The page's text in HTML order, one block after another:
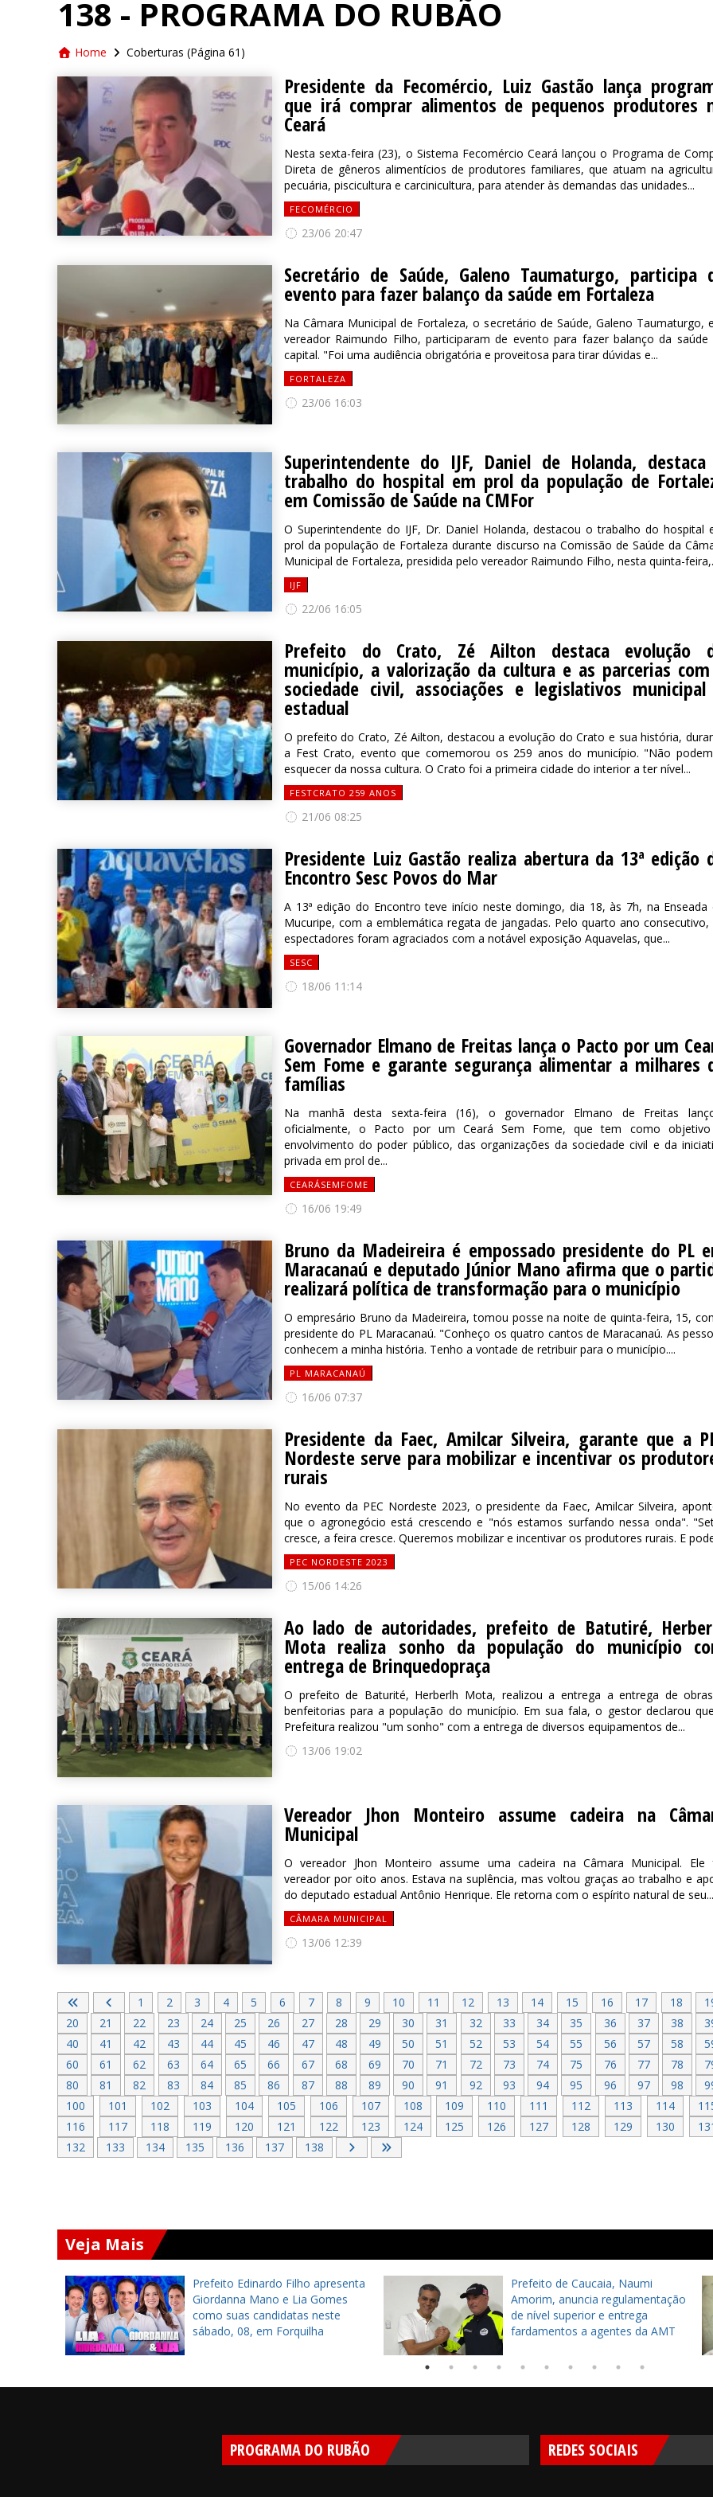
138 - PROGRAMA DO RUBÃO
Home Coberturas (Página 61)
Presidente da Fecomércio, Luiz Gastão lança
que irá comprar alimentos de pequenos produtores
Ceará
Nesta sexta-feira (23), o Sistema Fecomércio Ceará lançou o Programa de
Direta de gêneros alimentícios de produtores familiares, que atuam na
pecuária, piscicultura e carcinicultura, para atender às demandas das unidades...
FECOMÉRCIO
23/06 20:47
Secretário de Saúde, Galeno Taumaturgo, participa
evento para fazer balanço da saúde em Fortaleza
Na Câmara Municipal de Fortaleza, o secretário de Saúde, Galeno Taumaturgo,
vereador Raimundo Filho, participaram de evento para fazer balanço da saúde
capital. "Foi uma audiência obrigatória e proveitosa para tirar dúvidas e...
FORTALEZA
23/06 16:03
Superintendente do IJF, Daniel de Holanda,
trabalho do hospital em prol da população de
em Comissão de Saúde na CMFor
O Superintendente do IJF, Dr. Daniel Holanda, destacou o trabalho do hospital
prol da população de Fortaleza durante discurso na Comissão de Saúde da
Municipal de Fortaleza, presidida pelo vereador Raimundo Filho, nesta quinta-
IJF
22/06 16:05
Prefeito do Crato, Zé Ailton destaca evolução
município, a valorização da cultura e as parcerias
sociedade civil, associações e legislativos
estadual
O prefeito do Crato, Zé Ailton, destacou a evolução do Crato e sua história,
a Fest Crato, evento que comemorou os 259 anos do município. "Não
esquecer da nossa cultura. O Crato foi a primeira cidade do interior a ter nível...
FESTCRATO 259 ANOS
21/06 08:25
Presidente Luiz Gastão realiza abertura da 13ª edição
Encontro Sesc Povos do Mar
A 13ª edição do Encontro teve início neste domingo, dia 18, às 7h, na Enseada
Mucuripe, com a emblemática regata de jangadas. Pelo quarto ano consecutivo,
espectadores foram agraciados com a notável exposição Aquavelas, que...
SESC
18/06 11:14
Governador Elmano de Freitas lança o Pacto por um
Sem Fome e garante segurança alimentar a milhares
famílias
Na manhã desta sexta-feira (16), o governador Elmano de Freitas
oficialmente, o Pacto por um Ceará Sem Fome, que tem como
envolvimento do poder público, das organizações da sociedade civil e da
privada em prol de...
CEARÁSEMFOME
16/06 19:49
Bruno da Madeireira é empossado presidente do PL
Maracanaú e deputado Júnior Mano afirma que o
realizará política de transformação para o município
O empresário Bruno da Madeireira, tomou posse na noite de quinta-feira, 15,
presidente do PL Maracanaú. "Conheço os quatro cantos de Maracanaú. As
conhecem a minha história. Tenho a vontade de retribuir para o município....
PL MARACANAÚ
16/06 07:37
Presidente da Faec, Amilcar Silveira, garante que a
Nordeste serve para mobilizar e incentivar os
rurais
No evento da PEC Nordeste 2023, o presidente da Faec, Amilcar Silveira,
que o agronegócio está crescendo e "nós estamos surfando nessa onda".
cresce, a feira cresce. Queremos mobilizar e incentivar os produtores rurais. E
PEC NORDESTE 2023
15/06 14:26
Ao lado de autoridades, prefeito de Batutiré,
Mota realiza sonho da população do município
entrega de Brinquedopraça
O prefeito de Baturité, Herberlh Mota, realizou a entrega a entrega de
benfeitorias para a população do município. Em sua fala, o gestor declarou
Prefeitura realizou "um sonho" com a entrega de diversos equipamentos de...
13/06 19:02
Vereador Jhon Monteiro assume cadeira na
Municipal
O vereador Jhon Monteiro assume uma cadeira na Câmara Municipal. Ele
vereador por oito anos. Estava na suplência, mas voltou graças ao trabalho e
do deputado estadual Antônio Henrique. Ele retorna com o espírito natural de seu...
CÂMARA MUNICIPAL
13/06 12:39
1 2 3 4 5 6 7 8 9 10 11 12 13 14 15 16 17 18
20
21 22 23 24 25 26 27 28 29 30 31 32 33 34 35 36 37 38
40
41 42 43 44 45 46 47 48 49 50 51 52 53 54 55 56 57 58
60
61 62 63 64 65 66 67 68 69 70 71 72 73 74 75 76 77 78
80
81 82 83 84 85 86 87 88 89 90 91 92 93 94 95 96 97 98
100
101 102 103 104 105 106 107 108 109 110 111 112 113 114
116
117 118 119 120 121 122 123 124 125 126 127 128 129 130
132
133 134 135 136 137 138
Veja Mais
Prefeito Edinardo Filho apresenta
Giordanna Mano e Lia Gomes
como suas candidatas neste
sábado, 08, em Forquilha
Prefeito de Caucaia, Naumi
Amorim, anuncia regulamentação
de nível superior e entrega
fardamentos a agentes da AMT
PROGRAMA DO RUBÃO REDES SOCIAIS